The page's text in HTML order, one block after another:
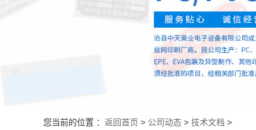
您当前的位置 ： 返回首页 > 公司动态 > 技术文档 >